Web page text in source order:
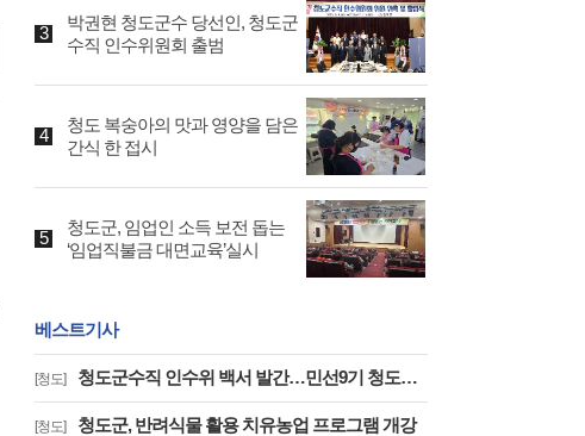
박권현 청도군수 당선인, 청도군
수직 인수위원회 출범
청도 복숭아의 맛과 영양을 담은
간식 한 접시
청도군, 임업인 소득 보전 돕는
‘임업직불금 대면교육’실시
베스트기사
[청도] 청도군수직 인수위 백서 발간…민선9기 청도군정 청사진 담아
[청도] 청도군, 반려식물 활용 치유농업 프로그램 개강